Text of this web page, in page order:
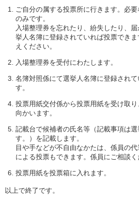
ご自分の属する投票所に行きます。必要
のみです。
入場整理券を忘れたり、紛失したり、
挙人名簿に登録されていれば投票でき
えください。
入場整理券を受付にわたします。
名簿対照係にて選挙人名簿に登録され
す。
投票用紙交付係から投票用紙を受け取
向かいます。
記載台で候補者の氏名等（記載事項は
す。）を記載します。
目や手などが不自由なかたは、係員の
による投票もできます。係員にご相談く
投票用紙を投票箱に入れます。
以上で終了です。